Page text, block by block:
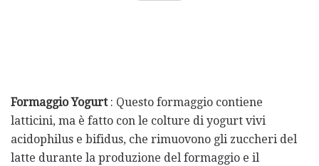
Formaggio Yogurt: Questo formaggio contiene
latticini, ma è fatto con le colture di yogurt vivi
acidophilus e bifidus, che rimuovono gli zuccheri del
latte durante la produzione del formaggio e il